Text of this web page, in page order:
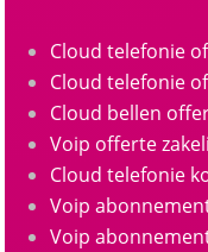
Cloud telefonie
Cloud telefonie
Cloud bellen
Voip offerte
Cloud telefonie
Voip
Voip